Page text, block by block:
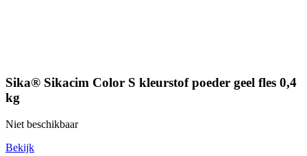
Sika® Sikacim Color S kleurstof poeder geel fles 0,4
kg
Niet beschikbaar
Bekijk